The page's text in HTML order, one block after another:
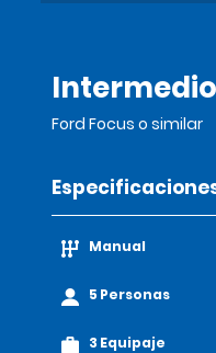
Ford Focus o similar
Manual
5 Personas
3 Equipaje